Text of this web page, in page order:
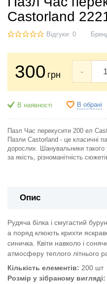
Castorland
Відгуки: 0
300 грн -
В наявності В обрані
Пазл Час перекусити 200 ел
Пазли Castorland - це класичні
дорослих. Шанувальники такого
за якість, різноманітність
Опис
Рудяча білка і смугастий
а поряд клюють крихти
синичка. Квіти навколо і
атмосферу теплого літнього
Кількість елементів: 200 шт
Розмір у зібраному вигляді: